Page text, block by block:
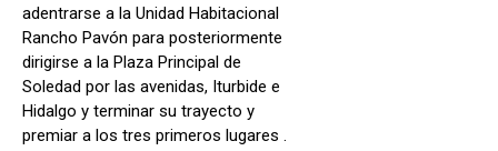
adentrarse a la Unidad Habitacional
Rancho Pavón para posteriormente
dirigirse a la Plaza Principal de
Soledad por las avenidas, Iturbide e
Hidalgo y terminar su trayecto y
premiar a los tres primeros lugares .